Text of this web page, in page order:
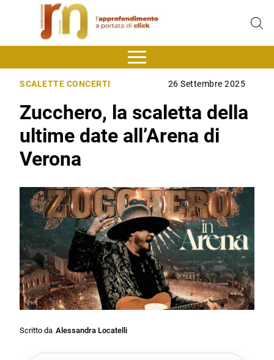
SCALETTE CONCERTI 26 Settembre 2025
Zucchero, la scaletta della
ultime date all’Arena di
Verona
Scritto da Alessandra Locatelli